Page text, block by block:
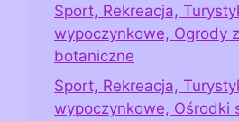
Sport, Rekreacja,
wypoczynkowe, Ogrody
botaniczne
Sport, Rekreacja,
wypoczynkowe, Ośrodki